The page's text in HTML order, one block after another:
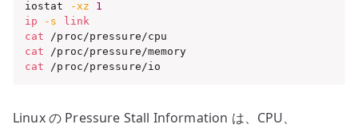
iostat
-xz
1
ip
-s
link
cat
cat
cat /proc/pressure/io
Linux の Pressure Stall Information は、CPU、